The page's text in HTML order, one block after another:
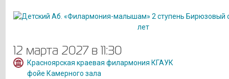
12 марта 2027 в 11:30
Красноярская краевая филармония КГАУК
фойе Камерного зала